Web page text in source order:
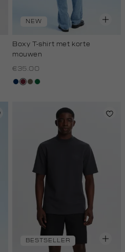
NEW
Boxy T-shirt met korte
mouwen
€35.00
donkerblauw
bordeaux
lichtbruin
donkergroen
BESTSELLER